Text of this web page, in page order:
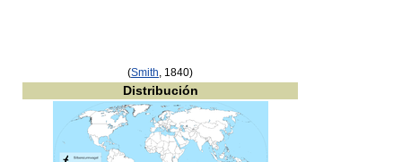
(Smith , 1840)
Distribución